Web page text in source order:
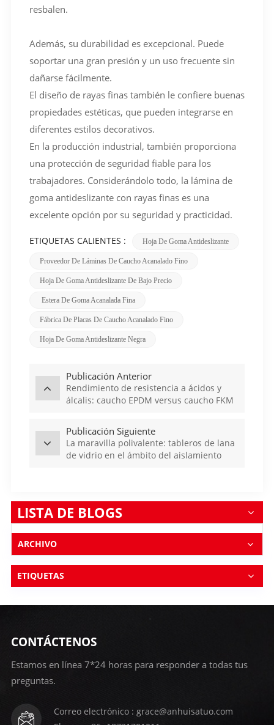
resbalen.
Además, su durabilidad es excepcional. Puede
soportar una gran presión y un uso frecuente sin
dañarse fácilmente.
El diseño de rayas finas también le confiere buenas
propiedades estéticas, que pueden integrarse en
diferentes estilos decorativos.
En la producción industrial, también proporciona
una protección de seguridad fiable para los
trabajadores. Considerándolo todo, la lámina de
goma antideslizante con rayas finas es una
excelente opción por su seguridad y practicidad.
ETIQUETAS CALIENTES : Hoja De Goma Antideslizante
Proveedor De Láminas De Caucho Acanalado Fino
Hoja De Goma Antideslizante De Bajo Precio
Estera De Goma Acanalada Fina
Fábrica De Placas De Caucho Acanalado Fino
Hoja De Goma Antideslizante Negra
Publicación Anterior
Rendimiento de resistencia a ácidos y
álcalis: caucho EPDM versus caucho FKM
Publicación Siguiente
La maravilla polivalente: tableros de lana
de vidrio en el ámbito del aislamiento
LISTA DE BLOGS
ARCHIVO
ETIQUETAS
CONTÁCTENOS
Estamos en línea 7*24 horas para responder a todas tus
preguntas.
Correo electrónico : grace@anhuisatuo.com